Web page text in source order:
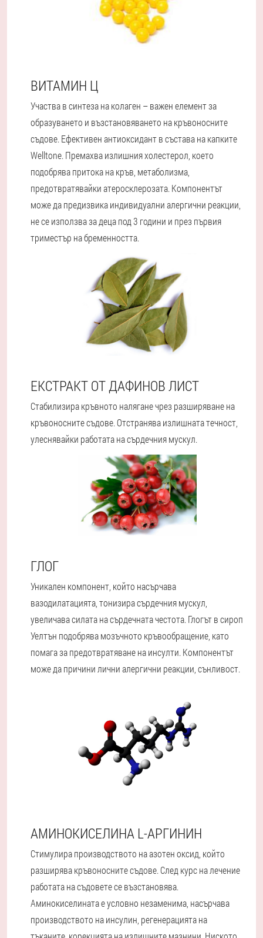
ВИТАМИН Ц
Участва в синтеза на колаген – важен елемент за
образуването и възстановяването на кръвоносните
съдове. Ефективен антиоксидант в състава на капките
Welltone. Премахва излишния холестерол, което
подобрява притока на кръв, метаболизма,
предотвратявайки атеросклерозата. Компонентът
може да предизвика индивидуални алергични реакции,
не се използва за деца под 3 години и през първия
триместър на бременността.
ЕКСТРАКТ ОТ ДАФИНОВ ЛИСТ
Стабилизира кръвното налягане чрез разширяване на
кръвоносните съдове. Отстранява излишната течност,
улеснявайки работата на сърдечния мускул.
ГЛОГ
Уникален компонент, който насърчава
вазодилатацията, тонизира сърдечния мускул,
увеличава силата на сърдечната честота. Глогът в сироп
Уелтън подобрява мозъчното кръвообращение, като
помага за предотвратяване на инсулти. Компонентът
може да причини лични алергични реакции, сънливост.
АМИНОКИСЕЛИНА L-АРГИНИН
Стимулира производството на азотен оксид, който
разширява кръвоносните съдове. След курс на лечение
работата на съдовете се възстановява.
Аминокиселината е условно незаменима, насърчава
производството на инсулин, регенерацията на